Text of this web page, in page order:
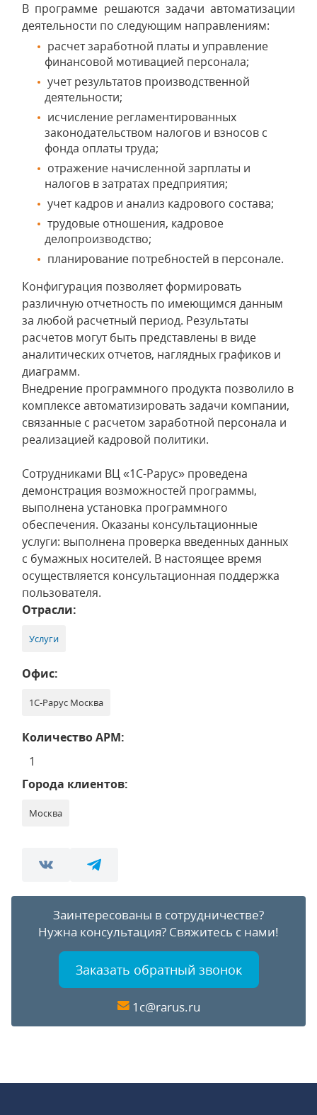
В программе решаются задачи автоматизации
деятельности по следующим направлениям:
расчет заработной платы и управление
финансовой мотивацией персонала;
учет результатов производственной
деятельности;
исчисление регламентированных
законодательством налогов и взносов с
фонда оплаты труда;
отражение начисленной зарплаты и
налогов в затратах предприятия;
учет кадров и анализ кадрового состава;
трудовые отношения, кадровое
делопроизводство;
планирование потребностей в персонале.
Конфигурация позволяет формировать
различную отчетность по имеющимся данным
за любой расчетный период. Результаты
расчетов могут быть представлены в виде
аналитических отчетов, наглядных графиков и
диаграмм.
Внедрение программного продукта позволило в
комплексе автоматизировать задачи компании,
связанные с расчетом заработной персонала и
реализацией кадровой политики.
Сотрудниками ВЦ «1С-Рарус» проведена
демонстрация возможностей программы,
выполнена установка программного
обеспечения. Оказаны консультационные
услуги: выполнена проверка введенных данных
с бумажных носителей. В настоящее время
осуществляется консультационная поддержка
пользователя.
Отрасли:
Услуги
Офис:
1С-Рарус Москва
Количество АРМ:
1
Города клиентов:
Москва
Заинтересованы в сотрудничестве?
Нужна консультация? Свяжитесь с нами!
Заказать обратный звонок
1c@rarus.ru